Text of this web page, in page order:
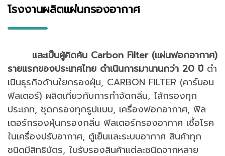
โรงงานผลิตแผ่นกรองอากาศ
และเป็นผู้คิดค้น Carbon Filter (แผ่นฟอกอากาศ)
รายแรกของประเทศไทย ดําเนินการมานานกว่า 20 ปี ดํา
เนินธุรกิจด้านใยกรองฝุ่น, CARBON FILTER (คาร์บอน
ฟิลเตอร์) ผลิตเกี่ยวกับการกําจัดกลิ่น, ไส้กรองทุก
ประเภท, ชุดกรองทุกรูปแบบ, เครื่องฟอกอากาศ, ฟิล
เตอร์กรองฝุ่นกรองกลิ่น ฟิลเตอร์กรองอากาศ เชื้อโรค
ในเครื่องปรับอากาศ, ตู้เย็นและระบบอากาศ สินค้าทุก
ชนิดมีสิทธิบัตร, ใบรับรองสินค้าแต่ละชนิดจากหลาย